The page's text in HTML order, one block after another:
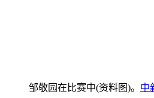
邹敬园在比赛中(资料图)。 中